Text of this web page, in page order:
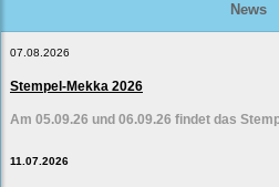
News
07.08.2026
Stempel-Mekka 2026
Am 05.09.26 und 06.09.26 findet das
11.07.2026